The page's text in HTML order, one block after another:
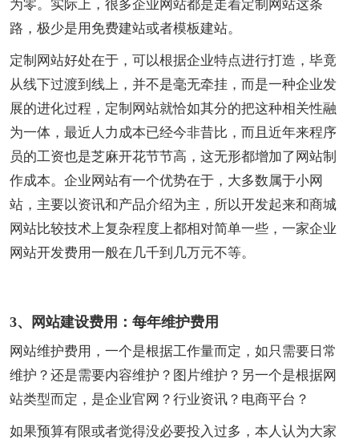
为零。实际上，很多企业网站都是走着定制网站这条
路，极少是用免费建站或者模板建站。
定制网站好处在于，可以根据企业特点进行打造，毕竟
从线下过渡到线上，并不是毫无牵挂，而是一种企业发
展的进化过程，定制网站就恰如其分的把这种相关性融
为一体，最近人力成本已经今非昔比，而且近年来程序
员的工资也是芝麻开花节节高，这无形都增加了网站制
作成本。企业网站有一个优势在于，大多数属于小网
站，主要以资讯和产品介绍为主，所以开发起来和商城
网站比较技术上复杂程度上都相对简单一些，一家企业
网站开发费用一般在几千到几万元不等。
3、网站建设费用：每年维护费用
网站维护费用，一个是根据工作量而定，如只需要日常
维护？还是需要内容维护？图片维护？另一个是根据网
站类型而定，是企业官网？行业资讯？电商平台？
如果预算有限或者觉得没必要投入过多，本人认为大家